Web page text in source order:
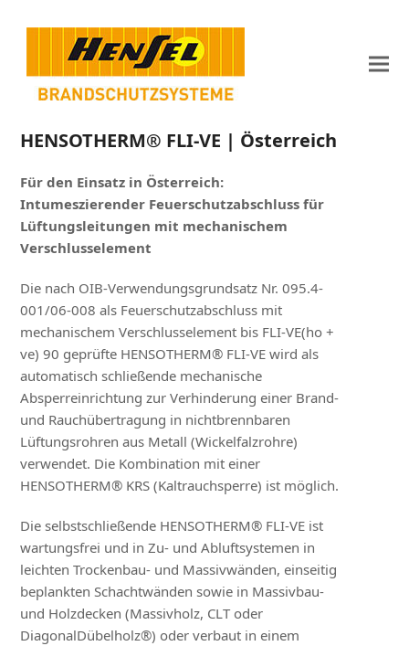
HENSOTHERM® FLI-VE | Österreich
Für den Einsatz in Österreich:
Intumeszierender Feuerschutzabschluss für
Lüftungsleitungen mit mechanischem
Verschlusselement
Die nach OIB-Verwendungsgrundsatz Nr. 095.4-
001/06-008 als Feuerschutzabschluss mit
mechanischem Verschlusselement bis FLI-VE(ho +
ve) 90 geprüfte HENSOTHERM® FLI-VE wird als
automatisch schließende mechanische
Absperreinrichtung zur Verhinderung einer Brand-
und Rauchübertragung in nichtbrennbaren
Lüftungsrohren aus Metall (Wickelfalzrohre)
verwendet. Die Kombination mit einer
HENSOTHERM® KRS (Kaltrauchsperre) ist möglich.
Die selbstschließende HENSOTHERM® FLI-VE ist
wartungsfrei und in Zu- und Abluftsystemen in
leichten Trockenbau- und Massivwänden, einseitig
beplankten Schachtwänden sowie in Massivbau-
und Holzdecken (Massivholz, CLT oder
DiagonalDübelholz®) oder verbaut in einem